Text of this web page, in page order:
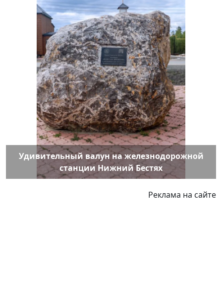
Удивительный валун на железнодорожной
станции Нижний Бестях
Реклама на сайте